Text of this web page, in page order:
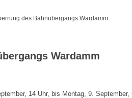
des Bahnübergangs Wardamm
Wardamm
14 Uhr, bis Montag, 9.